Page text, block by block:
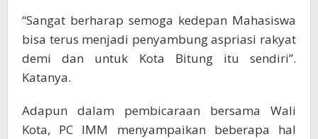
“Sangat berharap semoga kedepan Mahasiswa
bisa terus menjadi penyambung aspriasi rakyat
demi dan untuk Kota Bitung itu sendiri”.
Katanya.
Adapun dalam pembicaraan bersama Wali
Kota, PC IMM menyampaikan beberapa hal